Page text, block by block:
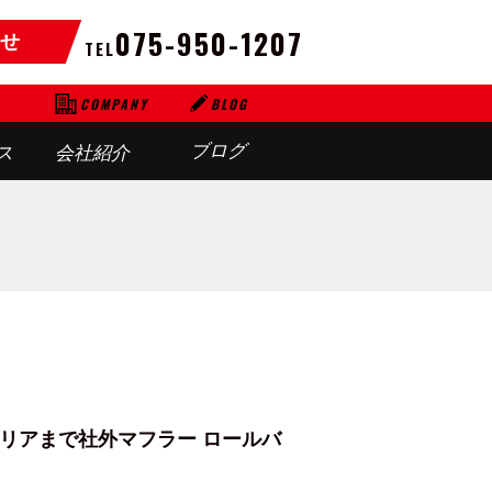
TEL075-950-1207
COMPANY
会社紹介
BLOG
ブログ
アまで社外マフラー ロールバ